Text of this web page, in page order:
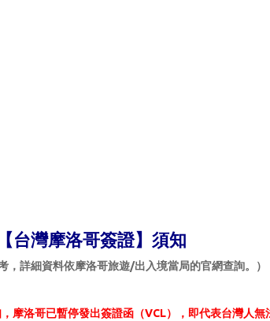
【 台灣摩洛哥簽證】須知
，詳細資料依摩洛哥旅遊/出入境當局的官網查詢。）
洛哥已暫停發出簽證函（VCL），即代表台灣人無